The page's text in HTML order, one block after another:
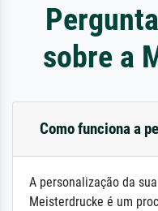
sobre a
Como funciona a
A personalização da
Meisterdrucke é um